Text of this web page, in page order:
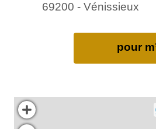
69200 - Vénissieux
pour